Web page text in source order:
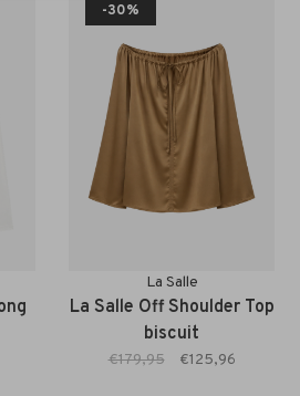
-30%
La Salle
La Salle Off Shoulder Top
biscuit
€179,95 €125,96